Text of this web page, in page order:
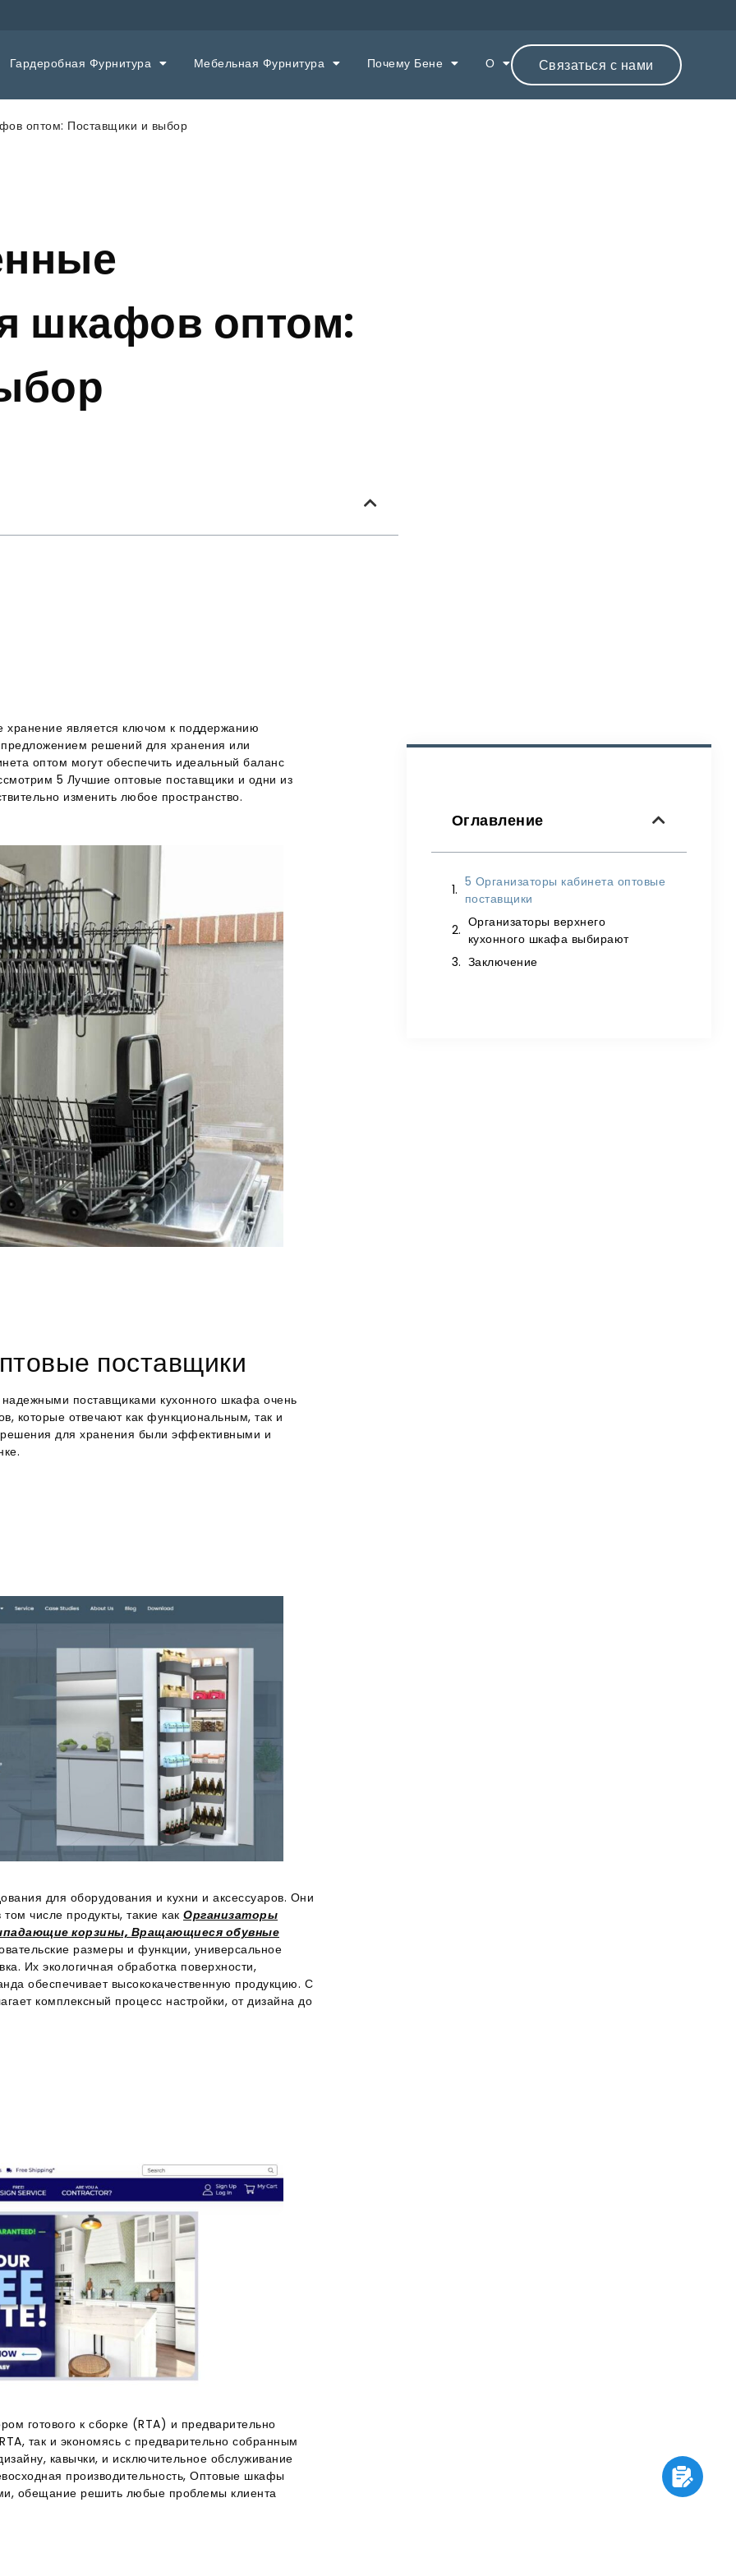
Гардеробная Фурнитура Мебельная Фурнитура Почему Бене О Связаться с нами
оптом: Поставщики и выбор
шкафов оптом:
является ключом к поддержанию
решений для хранения или
оптом могут обеспечить идеальный баланс
5 Лучшие оптовые поставщики и одни из
изменить любое пространство.
поставщики
надежными поставщиками кухонного шкафа очень
которые отвечают как функциональным, так и
решения для хранения были эффективными и
для оборудования и кухни и аксессуаров. Они
числе продукты, такие как Организаторы
корзины, Вращающиеся обувные
размеры и функции, универсальное
Их экологичная обработка поверхности,
обеспечивает высококачественную продукцию. С
комплексный процесс настройки, от дизайна до
готового к сборке (RTA) и предварительно
так и экономясь с предварительно собранным
кавычки, и исключительное обслуживание
производительность, Оптовые шкафы
обещание решить любые проблемы клиента
Оглавление
5 Организаторы кабинета оптовые
поставщики
Организаторы верхнего
кухонного шкафа выбирают
Заключение